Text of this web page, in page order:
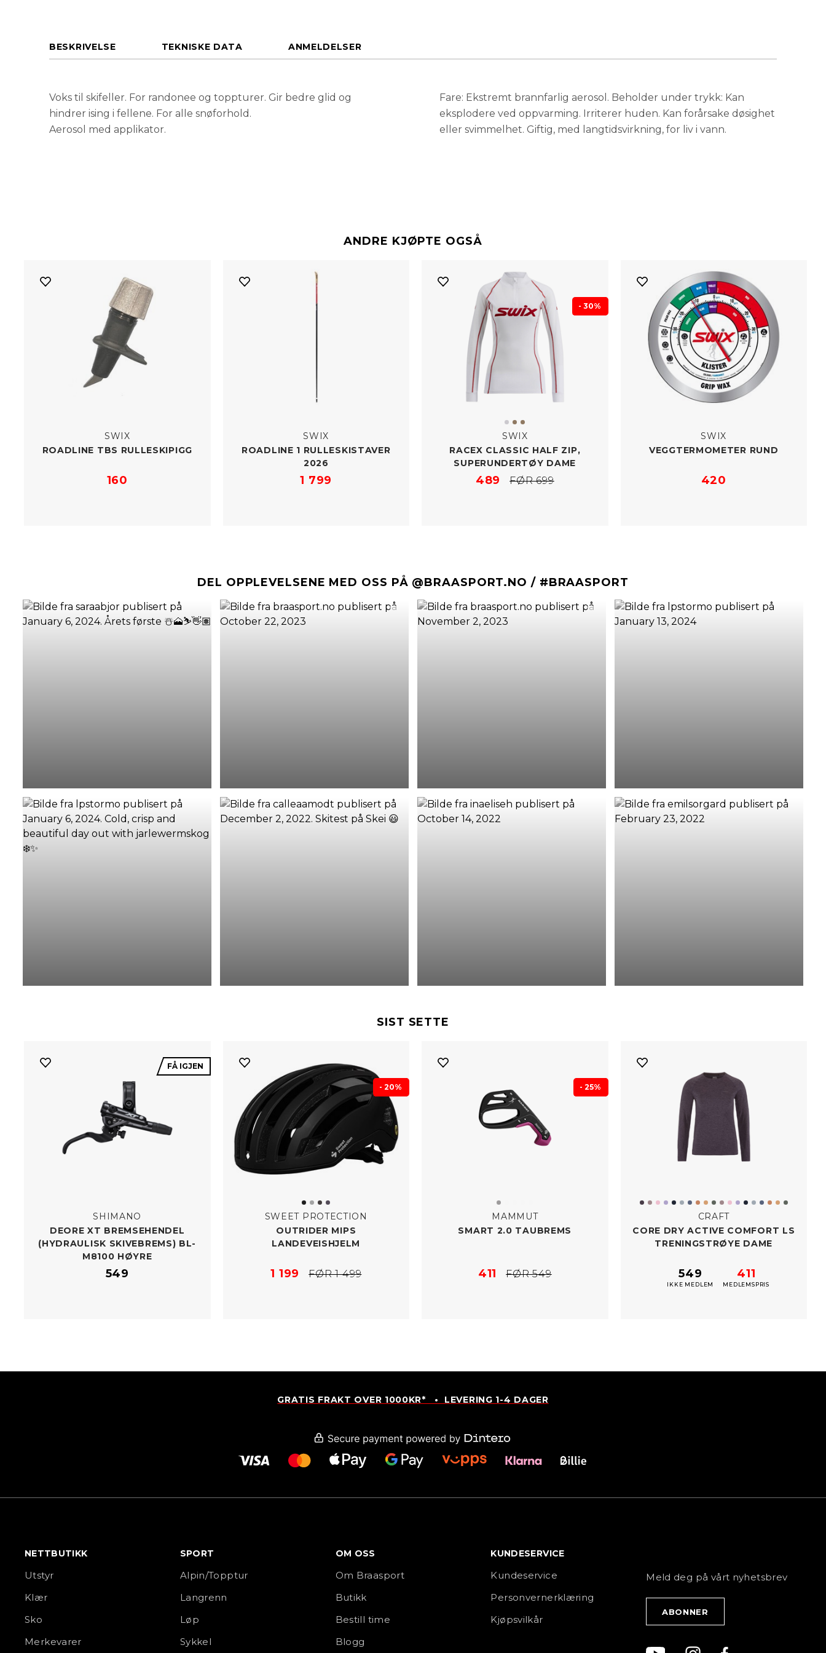
BESKRIVELSE TEKNISKE DATA ANMELDELSER
Voks til skifeller. For randonee og toppturer. Gir bedre glid og
hindrer ising i fellene. For alle snøforhold.
Aerosol med applikator.
Fare: Ekstremt brannfarlig aerosol. Beholder under trykk: Kan
eksplodere ved oppvarming. Irriterer huden. Kan forårsake døsighet
eller svimmelhet. Giftig, med langtidsvirkning, for liv i vann.
ANDRE KJØPTE OGSÅ
SWIX
ROADLINE TBS RULLESKIPIGG
160
SWIX
ROADLINE 1 RULLESKISTAVER
2026
1 799
- 30%
SWIX
RACEX CLASSIC HALF ZIP,
SUPERUNDERTØY DAME
489 FØR 699
SWIX
VEGGTERMOMETER RUND
420
DEL OPPLEVELSENE MED OSS PÅ @BRAASPORT.NO / #BRAASPORT
SIST SETTE
FÅ IGJEN
SHIMANO
DEORE XT BREMSEHENDEL
(HYDRAULISK SKIVEBREMS) BL-​
M8100 HØYRE
549
- 20%
SWEET PROTECTION
OUTRIDER MIPS
LANDEVEISHJELM
1 199 FØR 1 499
- 25%
MAMMUT
SMART 2.0 TAUBREMS
411 FØR 549
CRAFT
CORE DRY ACTIVE COMFORT LS
TRENINGSTRØYE DAME
549
IKKE MEDLEM
411
MEDLEMSPRIS
GRATIS FRAKT OVER 1000KR* • LEVERING 1-4 DAGER
NETTBUTIKK
Utstyr
Klær
Sko
Merkevarer
SPORT
Alpin/Topptur
Langrenn
Løp
Sykkel
OM OSS
Om Braasport
Butikk
Bestill time
Blogg
KUNDESERVICE
Kundeservice
Personvernerklæring
Kjøpsvilkår
Meld deg på vårt nyhetsbrev